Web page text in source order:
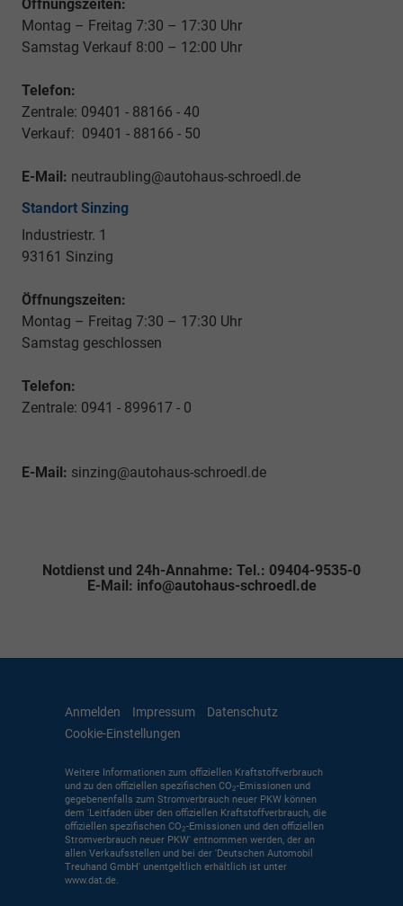
Öffnungszeiten:
Montag – Freitag 7:30 – 17:30 Uhr
Samstag Verkauf 8:00 – 12:00 Uhr
Telefon:
Zentrale: 09401 - 88166 - 40
Verkauf: 09401 - 88166 - 50
E-Mail: neutraubling@autohaus-schroedl.de
Standort Sinzing
Industriestr. 1
93161 Sinzing
Öffnungszeiten:
Montag – Freitag 7:30 – 17:30 Uhr
Samstag geschlossen
Telefon:
Zentrale: 0941 - 899617 - 0
E-Mail: sinzing@autohaus-schroedl.de
Notdienst und 24h-Annahme: Tel.: 09404-9535-0
E-Mail: info@autohaus-schroedl.de
Anmelden Impressum
Datenschutz
Cookie-Einstellungen
Weitere Informationen zum offiziellen Kraftstoffverbrauch
und zu den offiziellen spezifischen CO2-Emissionen und
gegebenenfalls zum Stromverbrauch neuer PKW können
dem 'Leitfaden über den offiziellen Kraftstoffverbrauch, die
offiziellen spezifischen CO2-Emissionen und den offiziellen
Stromverbrauch neuer PKW' entnommen werden, der an
allen Verkaufsstellen und bei der 'Deutschen Automobil
Treuhand GmbH' unentgeltlich erhältlich ist unter
www.dat.de.